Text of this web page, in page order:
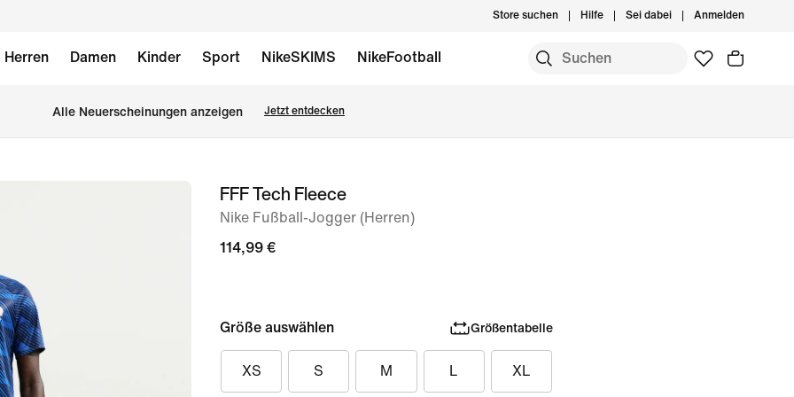
Store suchen Hilfe Sei dabei Anmelden
Herren Damen Kinder Sport NikeSKIMS NikeFootball
Alle Neuerscheinungen anzeigen Jetzt entdecken
Bild 1FFF Tech Fleece
Nike Fußball-Jogger (Herren)
114,99 €
Größe auswählen Größentabelle
XS S M L XL